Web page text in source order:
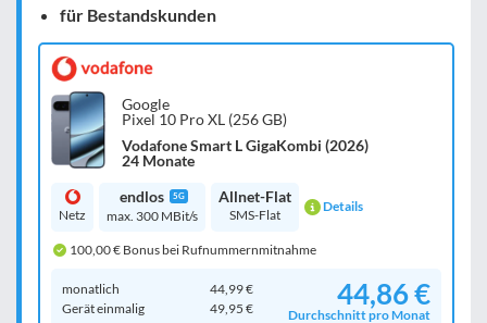
für Bestandskunden
Google
Pixel 10 Pro XL (256 GB)
Vodafone Smart L GigaKombi (2026)
24 Monate
Netz
endlos 5G
max. 300 MBit/s
Allnet-Flat
SMS-Flat Details
100,00 € Bonus bei Rufnummernmitnahme
monatlich
44,99 €
Gerät einmalig
49,95 € 44,86 €
Durchschnitt pro Monat